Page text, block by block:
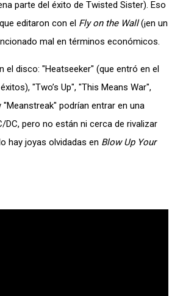
parte del éxito de Twisted Sister). Eso
editaron con el Fly on the Wall(¡en un
mal en términos económicos.
el disco: "Heatseeker" (que entró en el
"Two’s Up", "This Means War",
podrían entrar en una
DC, pero no están ni cerca de rivalizar
hay joyas olvidadas en Blow Up Your